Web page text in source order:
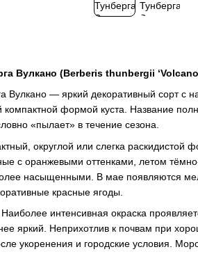
Вулкано (Berberis thunbergii
Вулкано — яркий декоративный сорт с
компактной формой куста. Название
«пылает» в течение сезона.
округлой или слегка раскидистой
с оранжевыми оттенками, летом
насыщенными. В мае появляются
красные ягоды.
интенсивная окраска
яркий. Неприхотлив к почвам при
укоренения и городские условия.